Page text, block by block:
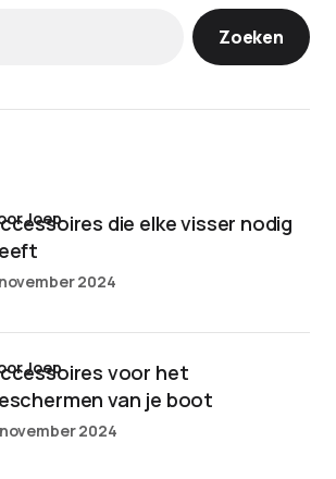
Zoeken
die elke visser nodig
Joep
2024
voor het
van je boot
Joep
2024